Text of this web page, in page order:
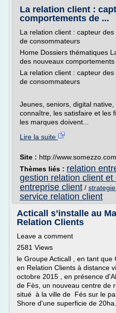
La relation client :
comportements de ...
La relation client : capteur
de consommateurs
Home Dossiers thématiques
des nouveaux
La relation client : capteur
de consommateurs
Jeunes, seniors, digital
connaître, les satisfaire et les
les marques doivent...
Lire la suite
Site : http://www.somezzo.com
Thèmes liés : relation
gestion relation client et
entreprise client /
service relation client
Acticall s’installe au
Relation Clients
Leave a comment
2581 Views
le Groupe Acticall , en tant
en Relation Clients à distance
octobre 2015 , en présence
de Fès, un nouveau centre de
situé à la ville de Fés sur le
Shore d'une superficie de 20ha.